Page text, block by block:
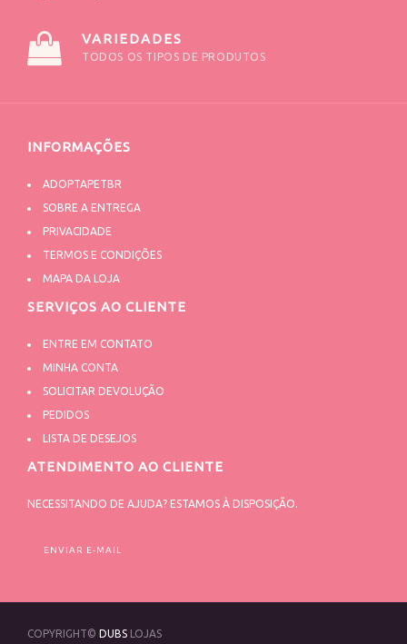
VARIEDADES
TODOS OS TIPOS DE PRODUTOS
INFORMAÇÕES
ADOPTAPETBR
SOBRE A ENTREGA
PRIVACIDADE
TERMOS E CONDIÇÕES
MAPA DA LOJA
SERVIÇOS AO CLIENTE
ENTRE EM CONTATO
MINHA CONTA
SOLICITAR DEVOLUÇÃO
PEDIDOS
LISTA DE DESEJOS
ATENDIMENTO AO CLIENTE
NECESSITANDO DE AJUDA? ESTAMOS À DISPOSIÇÃO.
ENVIAR E-MAIL
COPYRIGHT© DUBS LOJAS